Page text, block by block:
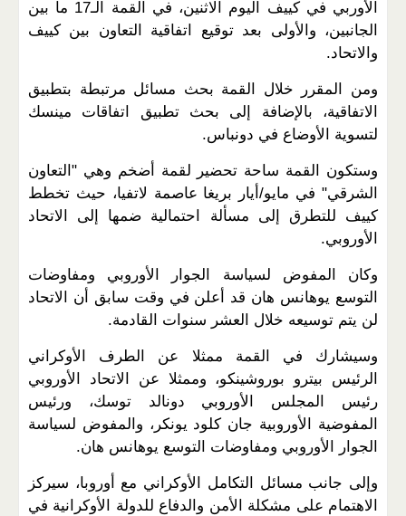
الأوربي في كييف اليوم الاثنين، في القمة الـ17 ما بين
الجانبين، والأولى بعد توقيع اتفاقية التعاون بين كييف
والاتحاد.
ومن المقرر خلال القمة بحث مسائل مرتبطة بتطبيق
الاتفاقية، بالإضافة إلى بحث تطبيق اتفاقات مينسك
لتسوية الأوضاع في دونباس.
وستكون القمة ساحة تحضير لقمة أضخم وهي "التعاون
الشرقي" في مايو/أيار بريغا عاصمة لاتفيا، حيث تخطط
كييف للتطرق إلى مسألة احتمالية ضمها إلى الاتحاد
الأوروبي.
وكان المفوض لسياسة الجوار الأوروبي ومفاوضات
التوسع يوهانس هان قد أعلن في وقت سابق أن الاتحاد
لن يتم توسيعه خلال العشر سنوات القادمة.
وسيشارك في القمة ممثلا عن الطرف الأوكراني
الرئيس بيترو بوروشينكو، وممثلا عن الاتحاد الأوروبي
رئيس المجلس الأوروبي دونالد توسك، ورئيس
المفوضية الأوروبية جان كلود يونكر، والمفوض لسياسة
الجوار الأوروبي ومفاوضات التوسع يوهانس هان.
وإلى جانب مسائل التكامل الأوكراني مع أوروبا، سيركز
الاهتمام على مشكلة الأمن والدفاع للدولة الأوكرانية في